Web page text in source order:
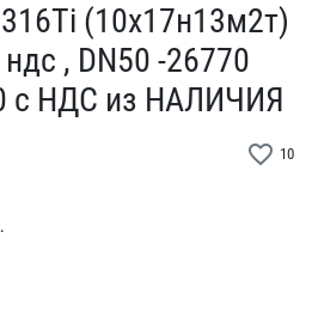
(10х1​7н13м2т)
, DN50 -26770
с НДС из НАЛИЧИЯ
favorite_border 10